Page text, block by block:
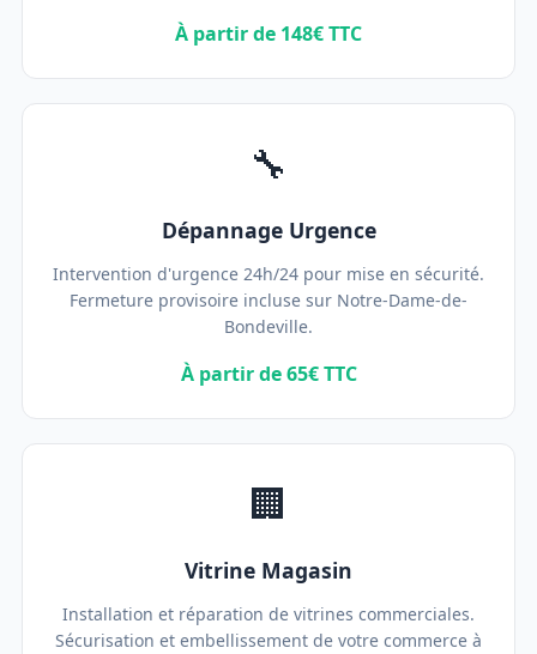
À partir de 148€ TTC
🔧
Dépannage Urgence
Intervention d'urgence 24h/24 pour mise en sécurité.
Fermeture provisoire incluse sur Notre-Dame-de-
Bondeville.
À partir de 65€ TTC
🏢
Vitrine Magasin
Installation et réparation de vitrines commerciales.
Sécurisation et embellissement de votre commerce à